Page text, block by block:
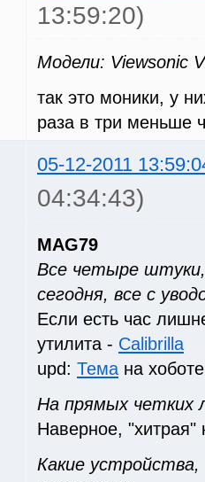
13:59:20)
Модели: Viewsonic
так это моники, у
раза в три меньше
05-12-2011
04:34:43)
MAG79
Все четыре
сегодня, все с
Если есть час
утилита - Calibrilla
upd: Тема на хоботе
На прямых четких
Наверное, "хитрая"
Какие